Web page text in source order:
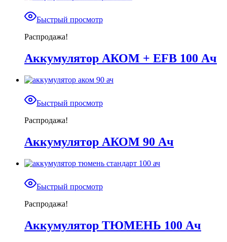
Быстрый просмотр
Распродажа!
Аккумулятор АКОМ + EFB 100 Ач
Быстрый просмотр
Распродажа!
Аккумулятор АКОМ 90 Ач
Быстрый просмотр
Распродажа!
Аккумулятор ТЮМЕНЬ 100 Ач